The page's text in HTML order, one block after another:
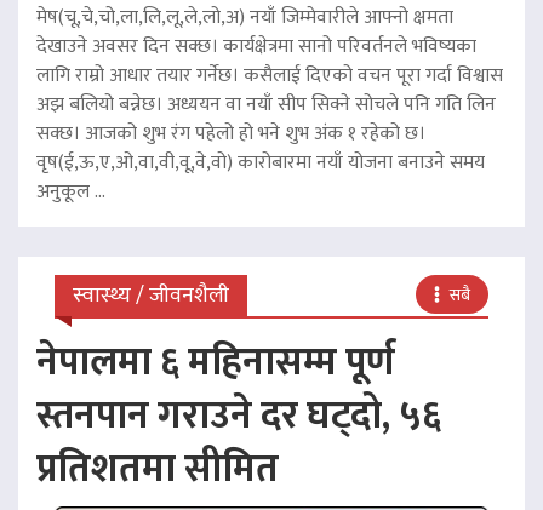
मेष(चू,चे,चो,ला,लि,लू,ले,लो,अ) नयाँ जिम्मेवारीले आफ्नो क्षमता
देखाउने अवसर दिन सक्छ। कार्यक्षेत्रमा सानो परिवर्तनले भविष्यका
लागि राम्रो आधार तयार गर्नेछ। कसैलाई दिएको वचन पूरा गर्दा विश्वास
अझ बलियो बन्नेछ। अध्ययन वा नयाँ सीप सिक्ने सोचले पनि गति लिन
सक्छ। आजको शुभ रंग पहेलो हो भने शुभ अंक १ रहेको छ।
वृष(ई,ऊ,ए,ओ,वा,वी,वू,वे,वो) कारोबारमा नयाँ योजना बनाउने समय
अनुकूल ...
स्वास्थ्य / जीवनशैली सबै
नेपालमा ६ महिनासम्म पूर्ण
स्तनपान गराउने दर घट्दो, ५६
प्रतिशतमा सीमित